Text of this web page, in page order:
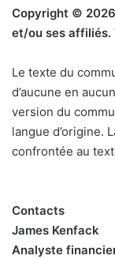
Copyright ©
et/ou ses affiliés.
Le texte du
d’aucune en
version du
langue d’origine.
confrontée au
Contacts
James Kenfack
Analyste